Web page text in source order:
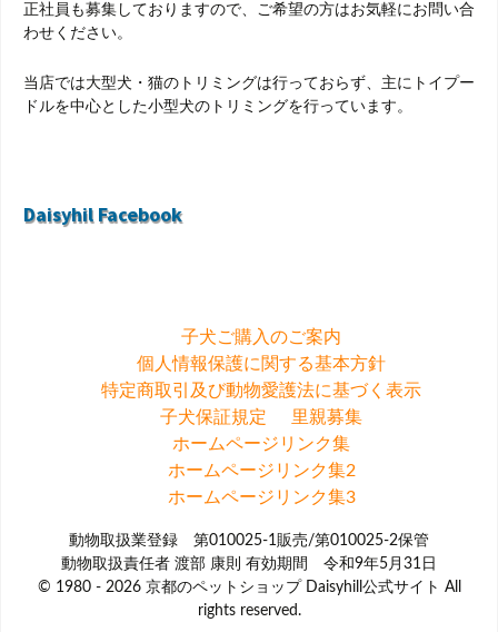
正社員も募集しておりますので、ご希望の方はお気軽にお問い合
わせください。
当店では大型犬・猫のトリミングは行っておらず、主にトイプー
ドルを中心とした小型犬のトリミングを行っています。
Daisyhil Facebook
子犬ご購入のご案内
個人情報保護に関する基本方針
特定商取引及び動物愛護法に基づく表示
子犬保証規定
里親募集
ホームページリンク集
ホームページリンク集2
ホームページリンク集3
動物取扱業登録 第010025-1販売/第010025-2保管
動物取扱責任者 渡部 康則 有効期間 令和9年5月31日
© 1980 - 2026 京都のペットショップ Daisyhill公式サイト All
rights reserved.